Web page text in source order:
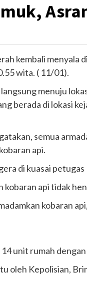
kembali menyala
wita. ( 11/01).
menuju
berada di lokasi
semua
api.
di kuasai
api tidak
kobaran
unit rumah
oleh Kepolisian,